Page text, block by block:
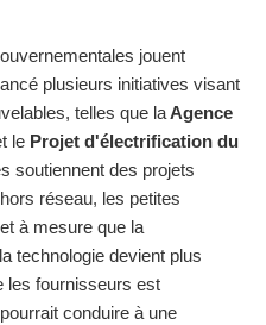
jouent
plusieurs initiatives visant
telles que laAgence
le Projet d'électrification du
soutiennent des projets
réseau, les petites
à mesure que la
technologie devient plus
les fournisseurs est
conduire à une